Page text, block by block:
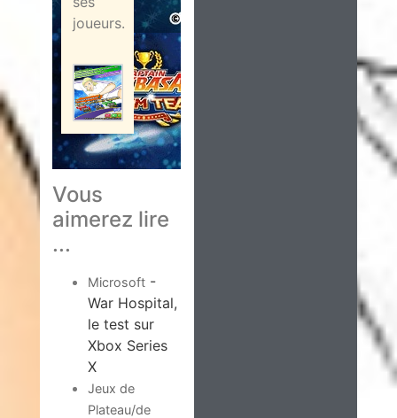
joueurs.
Vous
aimerez lire
...
Microsoft -
War Hospital,
le test sur
Xbox Series
X
Jeux de
Plateau/de